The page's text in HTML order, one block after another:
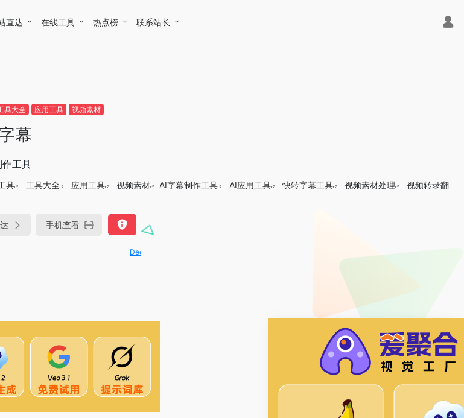
直达 在线工具 热点榜 联系站长
具大全 应用工具 视频素材
幕
工具
具 工具大全 应用工具 视频素材 AI字幕制作工具 AI应用工具 快转字幕工具 视频素材处理
视频转录翻
手机查看
DeepSeek-R1、V3满血版免费用！- 字节Trae即可编程又可聊天